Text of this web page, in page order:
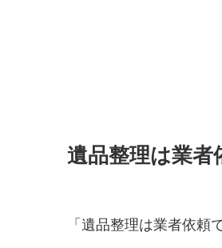
遺品整理は業者
「遺品整理は業者依頼